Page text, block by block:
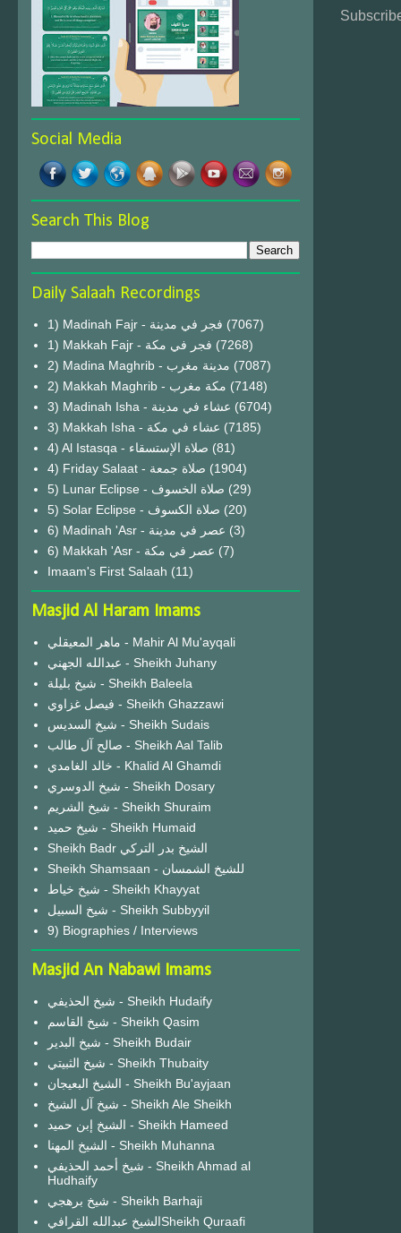
Social Media
Search This Blog
Daily Salaah Recordings
1) Madinah Fajr - فجر في مدينة (7067)
1) Makkah Fajr - فجر في مكة (7268)
2) Madina Maghrib - مدينة مغرب (7087)
2) Makkah Maghrib - مكة مغرب (7148)
3) Madinah Isha - عشاء في مدينة (6704)
3) Makkah Isha - عشاء في مكة (7185)
4) Al Istasqa - صلاة الإستسقاء (81)
4) Friday Salaat - صلاة جمعة (1904)
5) Lunar Eclipse - صلاة الخسوف (29)
(20)
6) Madinah 'Asr - عصر في مدينة (3)
6) Makkah 'Asr - عصر في مكة (7)
Imaam's First Salaah (11)
Masjid Al Haram Imams
ماهر المعيقلي - Mahir Al Mu'ayqali
عبدالله الجهني - Sheikh Juhany
شيخ بليلة - Sheikh Baleela
فيصل غزاوي - Sheikh Ghazzawi
شيخ السديس - Sheikh Sudais
صالح آل طالب - Sheikh Aal Talib
خالد الغامدي - Khalid Al Ghamdi
شيخ الدوسري - Sheikh Dosary
شيخ الشريم - Sheikh Shuraim
شيخ حميد - Sheikh Humaid
Sheikh Badr الشيخ بدر التركي
Sheikh Shamsaan - للشيخ الشمسان
شيخ خياط - Sheikh Khayyat
شيخ السبيل - Sheikh Subbyyil
9) Biographies / Interviews
Masjid An Nabawi Imams
شيخ الحذيفي - Sheikh Hudaify
شيخ القاسم - Sheikh Qasim
شيخ البدير - Sheikh Budair
شيخ الثبيتي - Sheikh Thubaity
الشيخ البعيجان - Sheikh Bu'ayjaan
شيخ آل الشيخ - Sheikh Ale Sheikh
الشيخ إبن حميد - Sheikh Hameed
الشيخ المهنا - Sheikh Muhanna
شيخ أحمد الحذيفي - Sheikh Ahmad al
Hudhaify
شيخ برهجي - Sheikh Barhaji
الشيخ عبدالله القرافيSheikh Quraafi